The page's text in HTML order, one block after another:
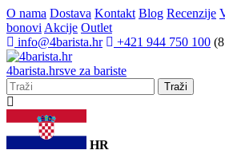
O nama Dostava Kontakt Blog Recenzije
bonovi Akcije Outlet
info@4barista.hr
+421 944 750 100
4barista.hrsve za bariste
Traži
HR